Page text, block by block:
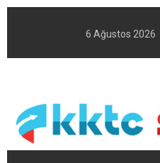
6 Ağustos 2026